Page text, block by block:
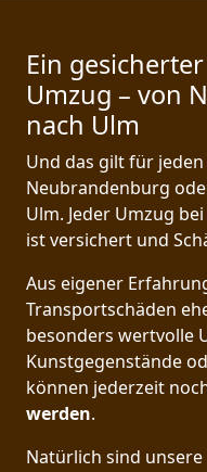
Ein
Umzug – von
nach Ulm
Und das gilt für
Neubrandenburg
Ulm. Jeder Umzug
ist versichert und
Aus eigener
Transportschäden
besonders wertvolle
Kunstgegenstände
können jederzeit
werden.
Natürlich sind